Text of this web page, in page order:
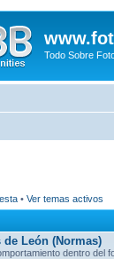
Todo Sobre
• Ver temas activos
de León (Normas)
dentro del